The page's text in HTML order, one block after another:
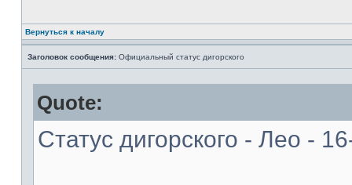
Вернуться к началу
Заголовок сообщения: Официальный статус дигорского
Quote:
Статус дигорского - Лео -